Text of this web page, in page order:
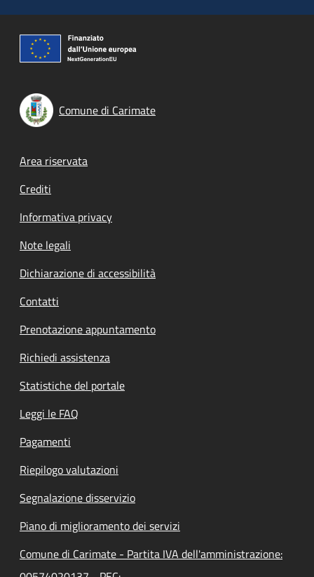
Comune di Carimate
Footer menu
Area riservata
Crediti
Informativa privacy
Note legali
Dichiarazione di accessibilità
Contatti
Prenotazione appuntamento
Richiedi assistenza
Statistiche del portale
Leggi le FAQ
Pagamenti
Riepilogo valutazioni
Segnalazione disservizio
Piano di miglioramento dei servizi
Comune di Carimate - Partita IVA dell'amministrazione: